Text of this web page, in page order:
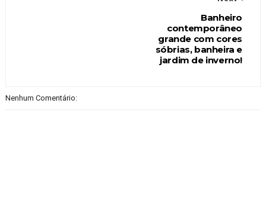
Banheiro
contemporâneo
grande com cores
sóbrias, banheira e
jardim de inverno!
Nenhum Comentário: